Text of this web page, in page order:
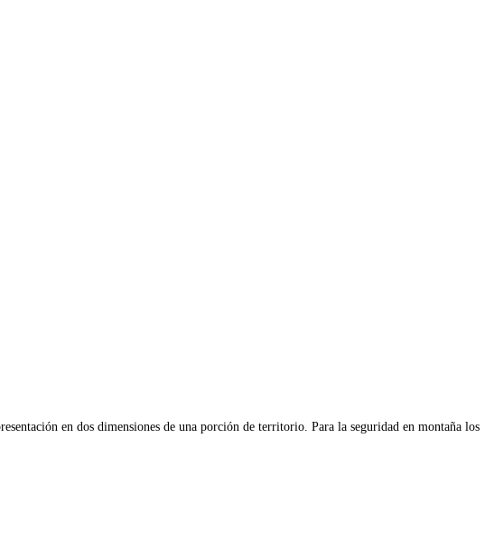
en dos dimensiones de una porción de territorio. Para la seguridad en montaña los